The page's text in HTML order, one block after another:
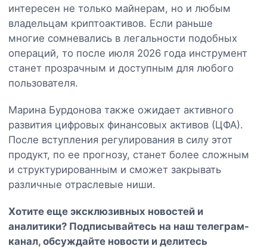
интересен не только майнерам, но и любым
владельцам криптоактивов. Если раньше
многие сомневались в легальности подобных
операций, то после июля 2026 года инструмент
станет прозрачным и доступным для любого
пользователя.
Марина Бурдонова также ожидает активного
развития цифровых финансовых активов (ЦФА).
После вступления регулирования в силу этот
продукт, по ее прогнозу, станет более сложным
и структурированным и сможет закрывать
различные отраслевые ниши.
Хотите еще эксклюзивных новостей и
аналитики? Подписывайтесь на наш телеграм-
канал, обсуждайте новости и делитесь